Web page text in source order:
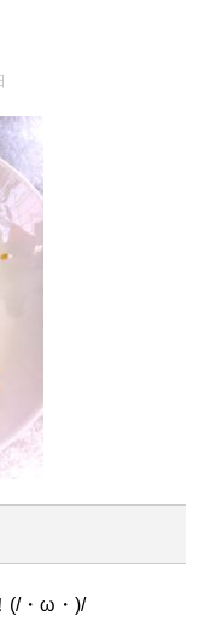
(/・ω・)/